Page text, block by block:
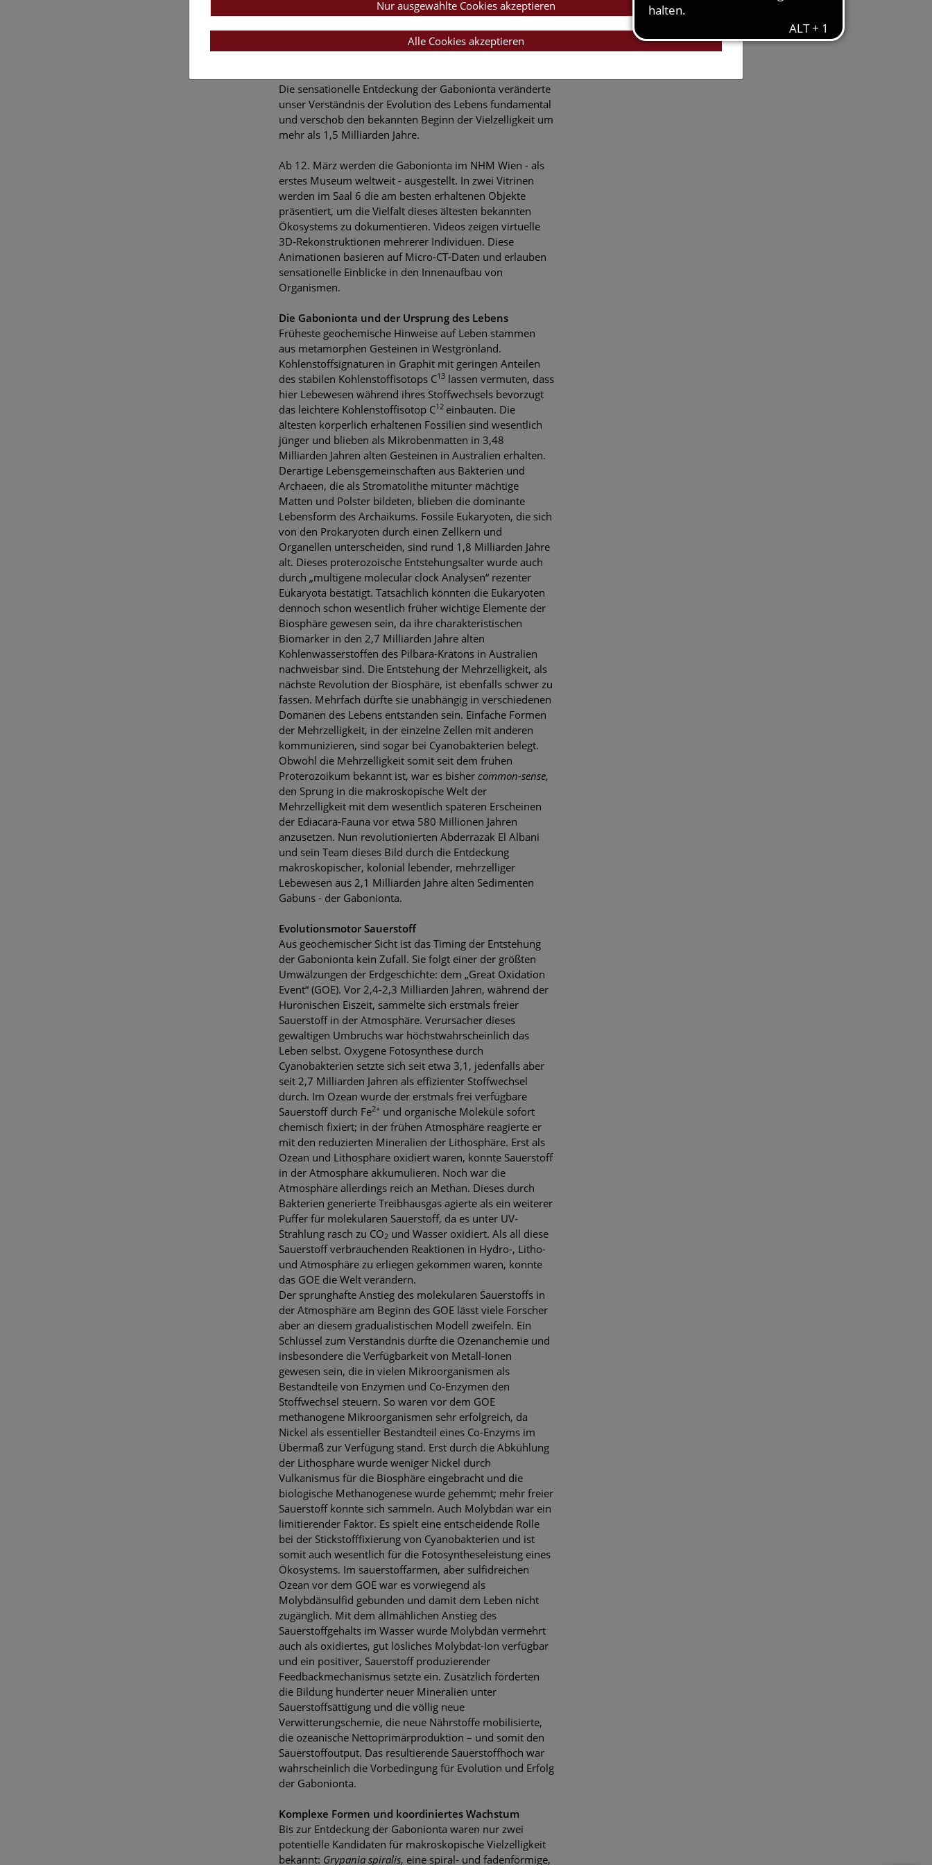
Stromatolithen. Lange dachte man, dass diese
Bakterienwelt erst vor 580 Millionen Jahren durch die
mehrzelligen Lebewesen der Ediacara-Fauna abgelöst
Die sensationelle Entdeckung der Gabonionta veränderte
unser Verständnis der Evolution des Lebens fundamental
und verschob den bekannten Beginn der Vielzelligkeit um
mehr als 1,5 Milliarden Jahre.
Ab 12. März werden die Gabonionta im NHM Wien - als
erstes Museum weltweit - ausgestellt. In zwei Vitrinen
werden im Saal 6 die am besten erhaltenen Objekte
präsentiert, um die Vielfalt dieses ältesten bekannten
Ökosystems zu dokumentieren. Videos zeigen virtuelle
3D-Rekonstruktionen mehrerer Individuen. Diese
Animationen basieren auf Micro-CT-Daten und erlauben
sensationelle Einblicke in den Innenaufbau von
Organismen.
Die Gabonionta und der Ursprung des Lebens
Früheste geochemische Hinweise auf Leben stammen
aus metamorphen Gesteinen in Westgrönland.
Kohlenstoffsignaturen in Graphit mit geringen Anteilen
des stabilen Kohlenstoffisotops C13 lassen vermuten, dass
hier Lebewesen während ihres Stoffwechsels bevorzugt
das leichtere Kohlenstoffisotop C12 einbauten. Die
ältesten körperlich erhaltenen Fossilien sind wesentlich
jünger und blieben als Mikrobenmatten in 3,48
Milliarden Jahren alten Gesteinen in Australien erhalten.
Derartige Lebensgemeinschaften aus Bakterien und
Archaeen, die als Stromatolithe mitunter mächtige
Matten und Polster bildeten, blieben die dominante
Lebensform des Archaikums. Fossile Eukaryoten, die sich
von den Prokaryoten durch einen Zellkern und
Organellen unterscheiden, sind rund 1,8 Milliarden Jahre
alt. Dieses proterozoische Entstehungsalter wurde auch
durch „multigene molecular clock Analysen“ rezenter
Eukaryota bestätigt. Tatsächlich könnten die Eukaryoten
dennoch schon wesentlich früher wichtige Elemente der
Biosphäre gewesen sein, da ihre charakteristischen
Biomarker in den 2,7 Milliarden Jahre alten
Kohlenwasserstoffen des Pilbara-Kratons in Australien
nachweisbar sind. Die Entstehung der Mehrzelligkeit, als
nächste Revolution der Biosphäre, ist ebenfalls schwer zu
fassen. Mehrfach dürfte sie unabhängig in verschiedenen
Domänen des Lebens entstanden sein. Einfache Formen
der Mehrzelligkeit, in der einzelne Zellen mit anderen
kommunizieren, sind sogar bei Cyanobakterien belegt.
Obwohl die Mehrzelligkeit somit seit dem frühen
Proterozoikum bekannt ist, war es bisher common-sense,
den Sprung in die makroskopische Welt der
Mehrzelligkeit mit dem wesentlich späteren Erscheinen
der Ediacara-Fauna vor etwa 580 Millionen Jahren
anzusetzen. Nun revolutionierten Abderrazak El Albani
und sein Team dieses Bild durch die Entdeckung
makroskopischer, kolonial lebender, mehrzelliger
Lebewesen aus 2,1 Milliarden Jahre alten Sedimenten
Gabuns - der Gabonionta.
Evolutionsmotor Sauerstoff
Aus geochemischer Sicht ist das Timing der Entstehung
der Gabonionta kein Zufall. Sie folgt einer der größten
Umwälzungen der Erdgeschichte: dem „Great Oxidation
Event“ (GOE). Vor 2,4-2,3 Milliarden Jahren, während der
Huronischen Eiszeit, sammelte sich erstmals freier
Sauerstoff in der Atmosphäre. Verursacher dieses
gewaltigen Umbruchs war höchstwahrscheinlich das
Leben selbst. Oxygene Fotosynthese durch
Cyanobakterien setzte sich seit etwa 3,1, jedenfalls aber
seit 2,7 Milliarden Jahren als effizienter Stoffwechsel
durch. Im Ozean wurde der erstmals frei verfügbare
Sauerstoff durch Fe2+ und organische Moleküle sofort
chemisch fixiert; in der frühen Atmosphäre reagierte er
mit den reduzierten Mineralien der Lithosphäre. Erst als
Ozean und Lithosphäre oxidiert waren, konnte Sauerstoff
in der Atmosphäre akkumulieren. Noch war die
Atmosphäre allerdings reich an Methan. Dieses durch
Bakterien generierte Treibhausgas agierte als ein weiterer
Puffer für molekularen Sauerstoff, da es unter UV-
Strahlung rasch zu CO2 und Wasser oxidiert. Als all diese
Sauerstoff verbrauchenden Reaktionen in Hydro-, Litho-
und Atmosphäre zu erliegen gekommen waren, konnte
das GOE die Welt verändern.
Der sprunghafte Anstieg des molekularen Sauerstoffs in
der Atmosphäre am Beginn des GOE lässt viele Forscher
aber an diesem gradualistischen Modell zweifeln. Ein
Schlüssel zum Verständnis dürfte die Ozenanchemie und
insbesondere die Verfügbarkeit von Metall-Ionen
gewesen sein, die in vielen Mikroorganismen als
Bestandteile von Enzymen und Co-Enzymen den
Stoffwechsel steuern. So waren vor dem GOE
methanogene Mikroorganismen sehr erfolgreich, da
Nickel als essentieller Bestandteil eines Co-Enzyms im
Übermaß zur Verfügung stand. Erst durch die Abkühlung
der Lithosphäre wurde weniger Nickel durch
Vulkanismus für die Biosphäre eingebracht und die
biologische Methanogenese wurde gehemmt; mehr freier
Sauerstoff konnte sich sammeln. Auch Molybdän war ein
limitierender Faktor. Es spielt eine entscheidende Rolle
bei der Stickstofffixierung von Cyanobakterien und ist
somit auch wesentlich für die Fotosyntheseleistung eines
Ökosystems. Im sauerstoffarmen, aber sulfidreichen
Ozean vor dem GOE war es vorwiegend als
Molybdänsulfid gebunden und damit dem Leben nicht
zugänglich. Mit dem allmählichen Anstieg des
Sauerstoffgehalts im Wasser wurde Molybdän vermehrt
auch als oxidiertes, gut lösliches Molybdat-Ion verfügbar
und ein positiver, Sauerstoff produzierender
Feedbackmechanismus setzte ein. Zusätzlich förderten
die Bildung hunderter neuer Mineralien unter
Sauerstoffsättigung und die völlig neue
Verwitterungschemie, die neue Nährstoffe mobilisierte,
die ozeanische Nettoprimärproduktion – und somit den
Sauerstoffoutput. Das resultierende Sauerstoffhoch war
wahrscheinlich die Vorbedingung für Evolution und Erfolg
der Gabonionta.
Komplexe Formen und koordiniertes Wachstum
Bis zur Entdeckung der Gabonionta waren nur zwei
potentielle Kandidaten für makroskopische Vielzelligkeit
bekannt: Grypania spiralis, eine spiral- und fadenförmige,
Nur ausgewählte Cookies akzeptieren
Alle Cookies akzeptieren